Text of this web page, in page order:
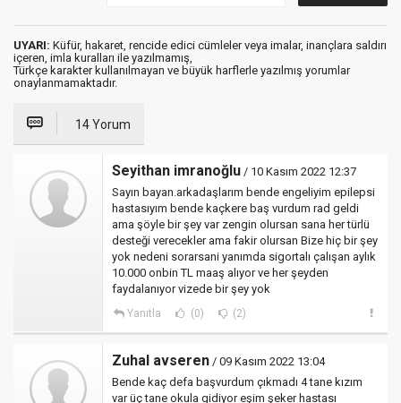
UYARI: Küfür, hakaret, rencide edici cümleler veya imalar, inançlara saldırı
içeren, imla kuralları ile yazılmamış,
Türkçe karakter kullanılmayan ve büyük harflerle yazılmış yorumlar
onaylanmamaktadır.
14 Yorum
Seyithan imranoğlu / 10 Kasım 2022 12:37
Sayın bayan.arkadaşlarım bende engeliyim epilepsi
hastasıyım bende kaçkere baş vurdum rad geldi
ama şöyle bir şey var zengin olursan sana her türlü
desteği verecekler ama fakir olursan Bize hiç bir şey
yok nedeni sorarsani yanımda sigortalı çalışan aylık
10.000 onbin TL maaş alıyor ve her şeyden
faydalanıyor vizede bir şey yok
Yanıtla (0) (2)
Zuhal avseren / 09 Kasım 2022 13:04
Bende kaç defa başvurdum çıkmadı 4 tane kızım
var üç tane okula gidiyor eşim şeker hastası